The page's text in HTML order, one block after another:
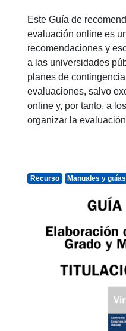
Este Guía de
evaluación online es
recomendaciones y
a las universidades
planes de
evaluaciones, salvo
online y, por tanto, a
organizar la
Recurso Manuales y guías